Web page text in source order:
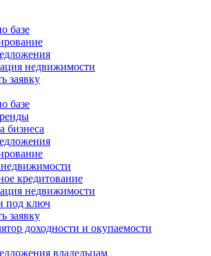
базе
недвижимости
заявку
базе
бизнеса
кредитование
недвижимости
под ключ
заявку
доходности и окупаемости
владельцам